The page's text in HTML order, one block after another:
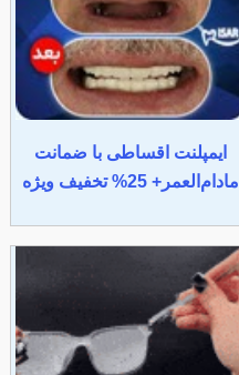
ایمپلنت اقساطی با ضمانت
مادام‌العمر+ 25% تخفیف ویژه